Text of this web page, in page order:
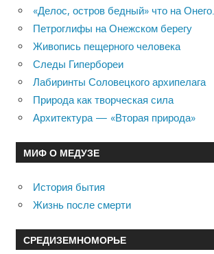
«Делос, остров бедный» что на Онего…
Петроглифы на Онежском берегу
Живопись пещерного человека
Следы Гипербореи
Лабиринты Соловецкого архипелага
Природа как творческая сила
Архитектура — «Вторая природа»
МИФ О МЕДУЗЕ
История бытия
Жизнь после смерти
СРЕДИЗЕМНОМОРЬЕ